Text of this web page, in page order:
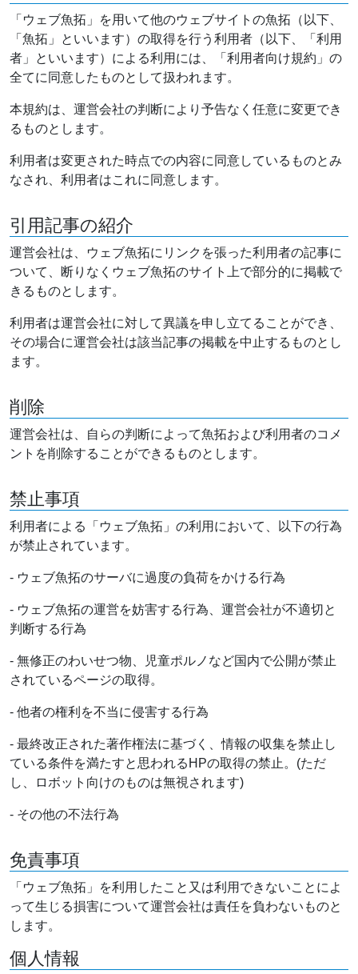
「ウェブ魚拓」を用いて他のウェブサイトの魚拓（以下、
「魚拓」といいます）の取得を行う利用者（以下、「利用
者」といいます）による利用には、「利用者向け規約」の
全てに同意したものとして扱われます。
本規約は、運営会社の判断により予告なく任意に変更でき
るものとします。
利用者は変更された時点での内容に同意しているものとみ
なされ、利用者はこれに同意します。
引用記事の紹介
運営会社は、ウェブ魚拓にリンクを張った利用者の記事に
ついて、断りなくウェブ魚拓のサイト上で部分的に掲載で
きるものとします。
利用者は運営会社に対して異議を申し立てることができ、
その場合に運営会社は該当記事の掲載を中止するものとし
ます。
削除
運営会社は、自らの判断によって魚拓および利用者のコメ
ントを削除することができるものとします。
禁止事項
利用者による「ウェブ魚拓」の利用において、以下の行為
が禁止されています。
- ウェブ魚拓のサーバに過度の負荷をかける行為
- ウェブ魚拓の運営を妨害する行為、運営会社が不適切と
判断する行為
- 無修正のわいせつ物、児童ポルノなど国内で公開が禁止
されているページの取得。
- 他者の権利を不当に侵害する行為
- 最終改正された著作権法に基づく、情報の収集を禁止し
ている条件を満たすと思われるHPの取得の禁止。(ただ
し、ロボット向けのものは無視されます)
- その他の不法行為
免責事項
「ウェブ魚拓」を利用したこと又は利用できないことによ
って生じる損害について運営会社は責任を負わないものと
します。
個人情報